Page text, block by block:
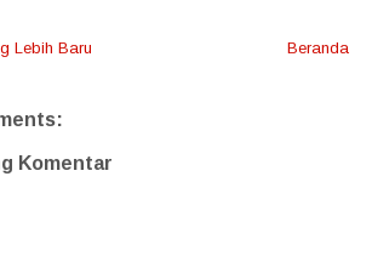
Lebih Baru Beranda
Komentar